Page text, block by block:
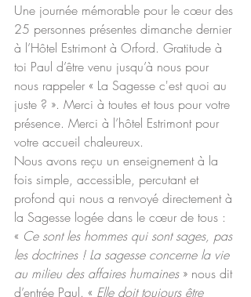
Une journée mémorable pour le cœur des
25 personnes présentes dimanche dernier
à l’Hôtel Estrimont à Orford. Gratitude à
toi Paul d’être venu jusqu’à nous pour
nous rappeler « La Sagesse c'est quoi au
juste ? ». Merci à toutes et tous pour votre
présence. Merci à l’hôtel Estrimont pour
votre accueil chaleureux.
Nous avons reçu un enseignement à la
fois simple, accessible, percutant et
profond qui nous a renvoyé directement à
la Sagesse logée dans le cœur de tous :
« Ce sont les hommes qui sont sages, pas
les doctrines ! La sagesse concerne la vie
au milieu des affaires humaines » nous dit
d’entrée Paul. « Elle doit toujours être